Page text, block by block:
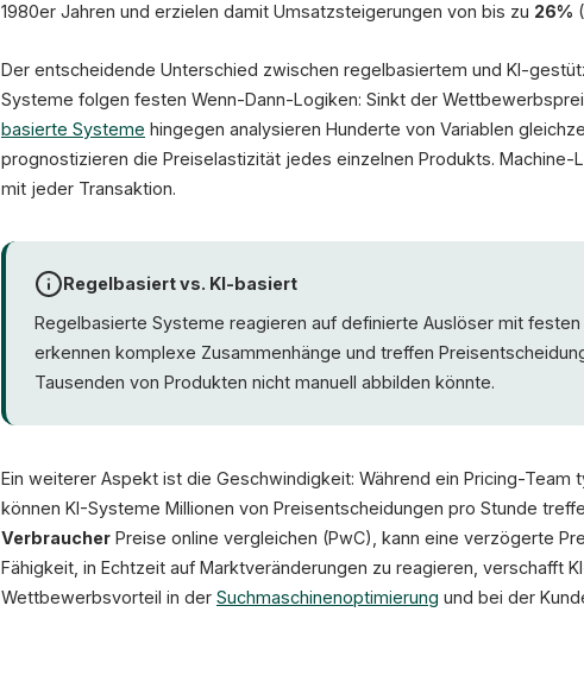
1980er Jahren und erzielen damit Umsatzsteigerungen von bis zu 26%
Der entscheidende Unterschied zwischen regelbasiertem und KI-
Systeme folgen festen Wenn-Dann-Logiken: Sinkt der
basierte Systeme hingegen analysieren Hunderte von Variablen
prognostizieren die Preiselastizität jedes einzelnen Produkts.
mit jeder Transaktion.
Regelbasiert vs. KI-basiert
Regelbasierte Systeme reagieren auf definierte Auslöser mit
erkennen komplexe Zusammenhänge und treffen
Tausenden von Produkten nicht manuell abbilden könnte.
Ein weiterer Aspekt ist die Geschwindigkeit: Während ein Pricing-
können KI-Systeme Millionen von Preisentscheidungen pro Stunde
Verbraucher Preise online vergleichen (PwC), kann eine verzögerte
Fähigkeit, in Echtzeit auf Marktveränderungen zu reagieren, verschafft
Wettbewerbsvorteil in der Suchmaschinenoptimierung und bei der